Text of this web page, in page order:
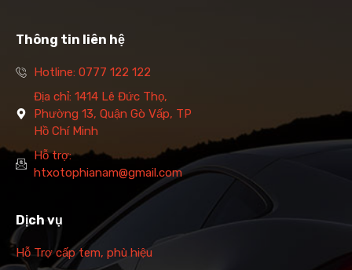
Thông tin liên hệ
Hotline: 0777 122 122
Địa chỉ: 1414 Lê Đức Thọ,
Phường 13, Quận Gò Vấp, TP
Hồ Chí Minh
Hỗ trợ:
htxotophianam@gmail.com
Dịch vụ
Hỗ Trợ cấp tem, phù hiệu